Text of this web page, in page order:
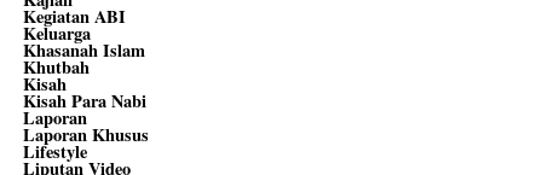
Kegiatan ABI
Keluarga
Khasanah Islam
Khutbah
Kisah
Kisah Para Nabi
Laporan
Laporan Khusus
Lifestyle
Liputan Video